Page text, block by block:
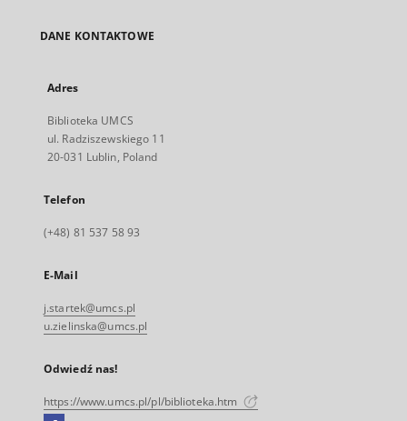
DANE KONTAKTOWE
Adres
Biblioteka UMCS
ul. Radziszewskiego 11
20-031 Lublin, Poland
Telefon
(+48) 81 537 58 93
E-Mail
j.startek@umcs.pl
u.zielinska@umcs.pl
Odwiedź nas!
https://www.umcs.pl/pl/biblioteka.htm